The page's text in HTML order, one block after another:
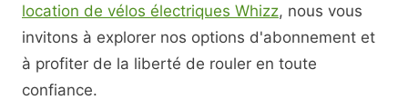
location de vélos électriques Whizz, nous vous
invitons à explorer nos options d'abonnement et
à profiter de la liberté de rouler en toute
confiance.